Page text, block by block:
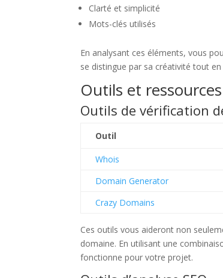
Clarté et simplicité
Mots-clés utilisés
En analysant ces éléments, vous
se distingue par sa créativité tout
Outils et
Outils de vérification
Outil
Whois
Domain Generator
Crazy Domains
Ces outils vous aideront non
domaine. En utilisant une
fonctionne pour votre projet.